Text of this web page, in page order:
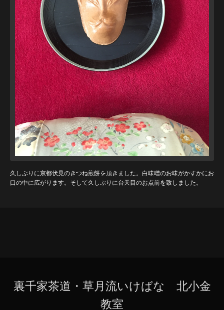
久しぶりに京都伏見のきつね煎餅を頂きました。白味噌のお味がかすかにお
口の中に広がります。そして久しぶりに台天目のお点前を致しました。
裏千家茶道・草月流いけばな 北小金
教室